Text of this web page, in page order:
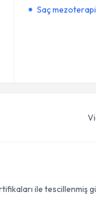
Saç
ile tescillenmiş